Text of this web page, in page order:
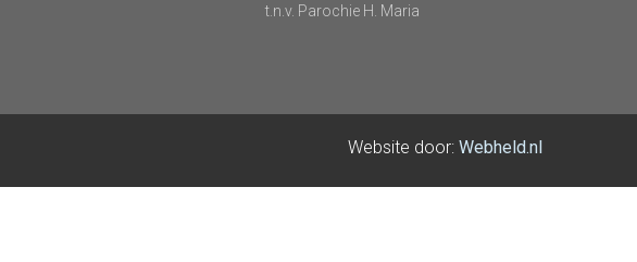
t.n.v. Parochie H. Maria
Website door: Webheld.nl